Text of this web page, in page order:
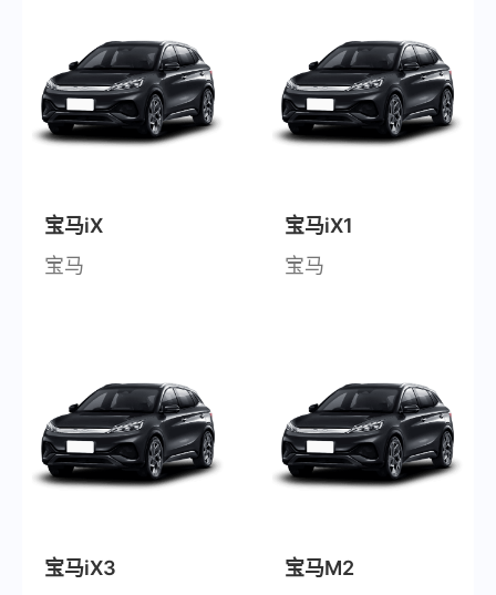
宝马iX
宝马
宝马iX1
宝马
宝马iX3
宝马M2